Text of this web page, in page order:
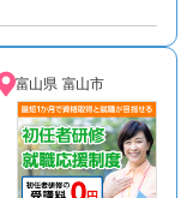
富山県 富山市